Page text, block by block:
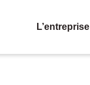
L’entreprise